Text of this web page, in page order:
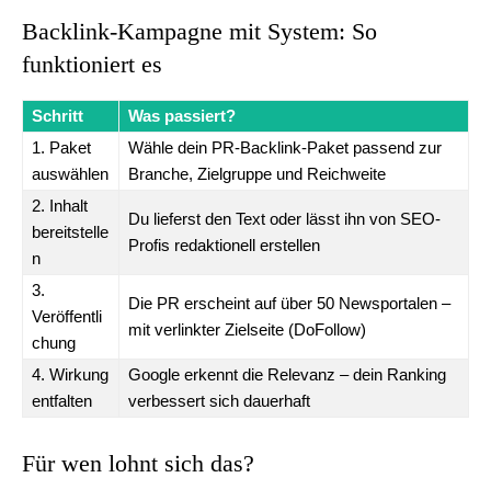
Backlink-Kampagne mit System: So
funktioniert es
Schritt
Was passiert?
1. Paket
auswählen
Wähle dein PR-Backlink-Paket passend zur
Branche, Zielgruppe und Reichweite
2. Inhalt
bereitstelle
n
Du lieferst den Text oder lässt ihn von SEO-
Profis redaktionell erstellen
3.
Veröffentli
chung
Die PR erscheint auf über 50 Newsportalen –
mit verlinkter Zielseite (DoFollow)
4. Wirkung
entfalten
Google erkennt die Relevanz – dein Ranking
verbessert sich dauerhaft
Für wen lohnt sich das?